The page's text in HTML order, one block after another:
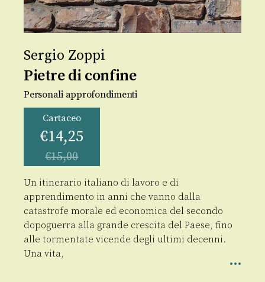
Sergio Zoppi
Pietre di confine
Personali approfondimenti
Cartaceo
€14,25
€15,00
Un itinerario italiano di lavoro e di
apprendimento in anni che vanno dalla
catastrofe morale ed economica del secondo
dopoguerra alla grande crescita del Paese, fino
alle tormentate vicende degli ultimi decenni.
Una vita,